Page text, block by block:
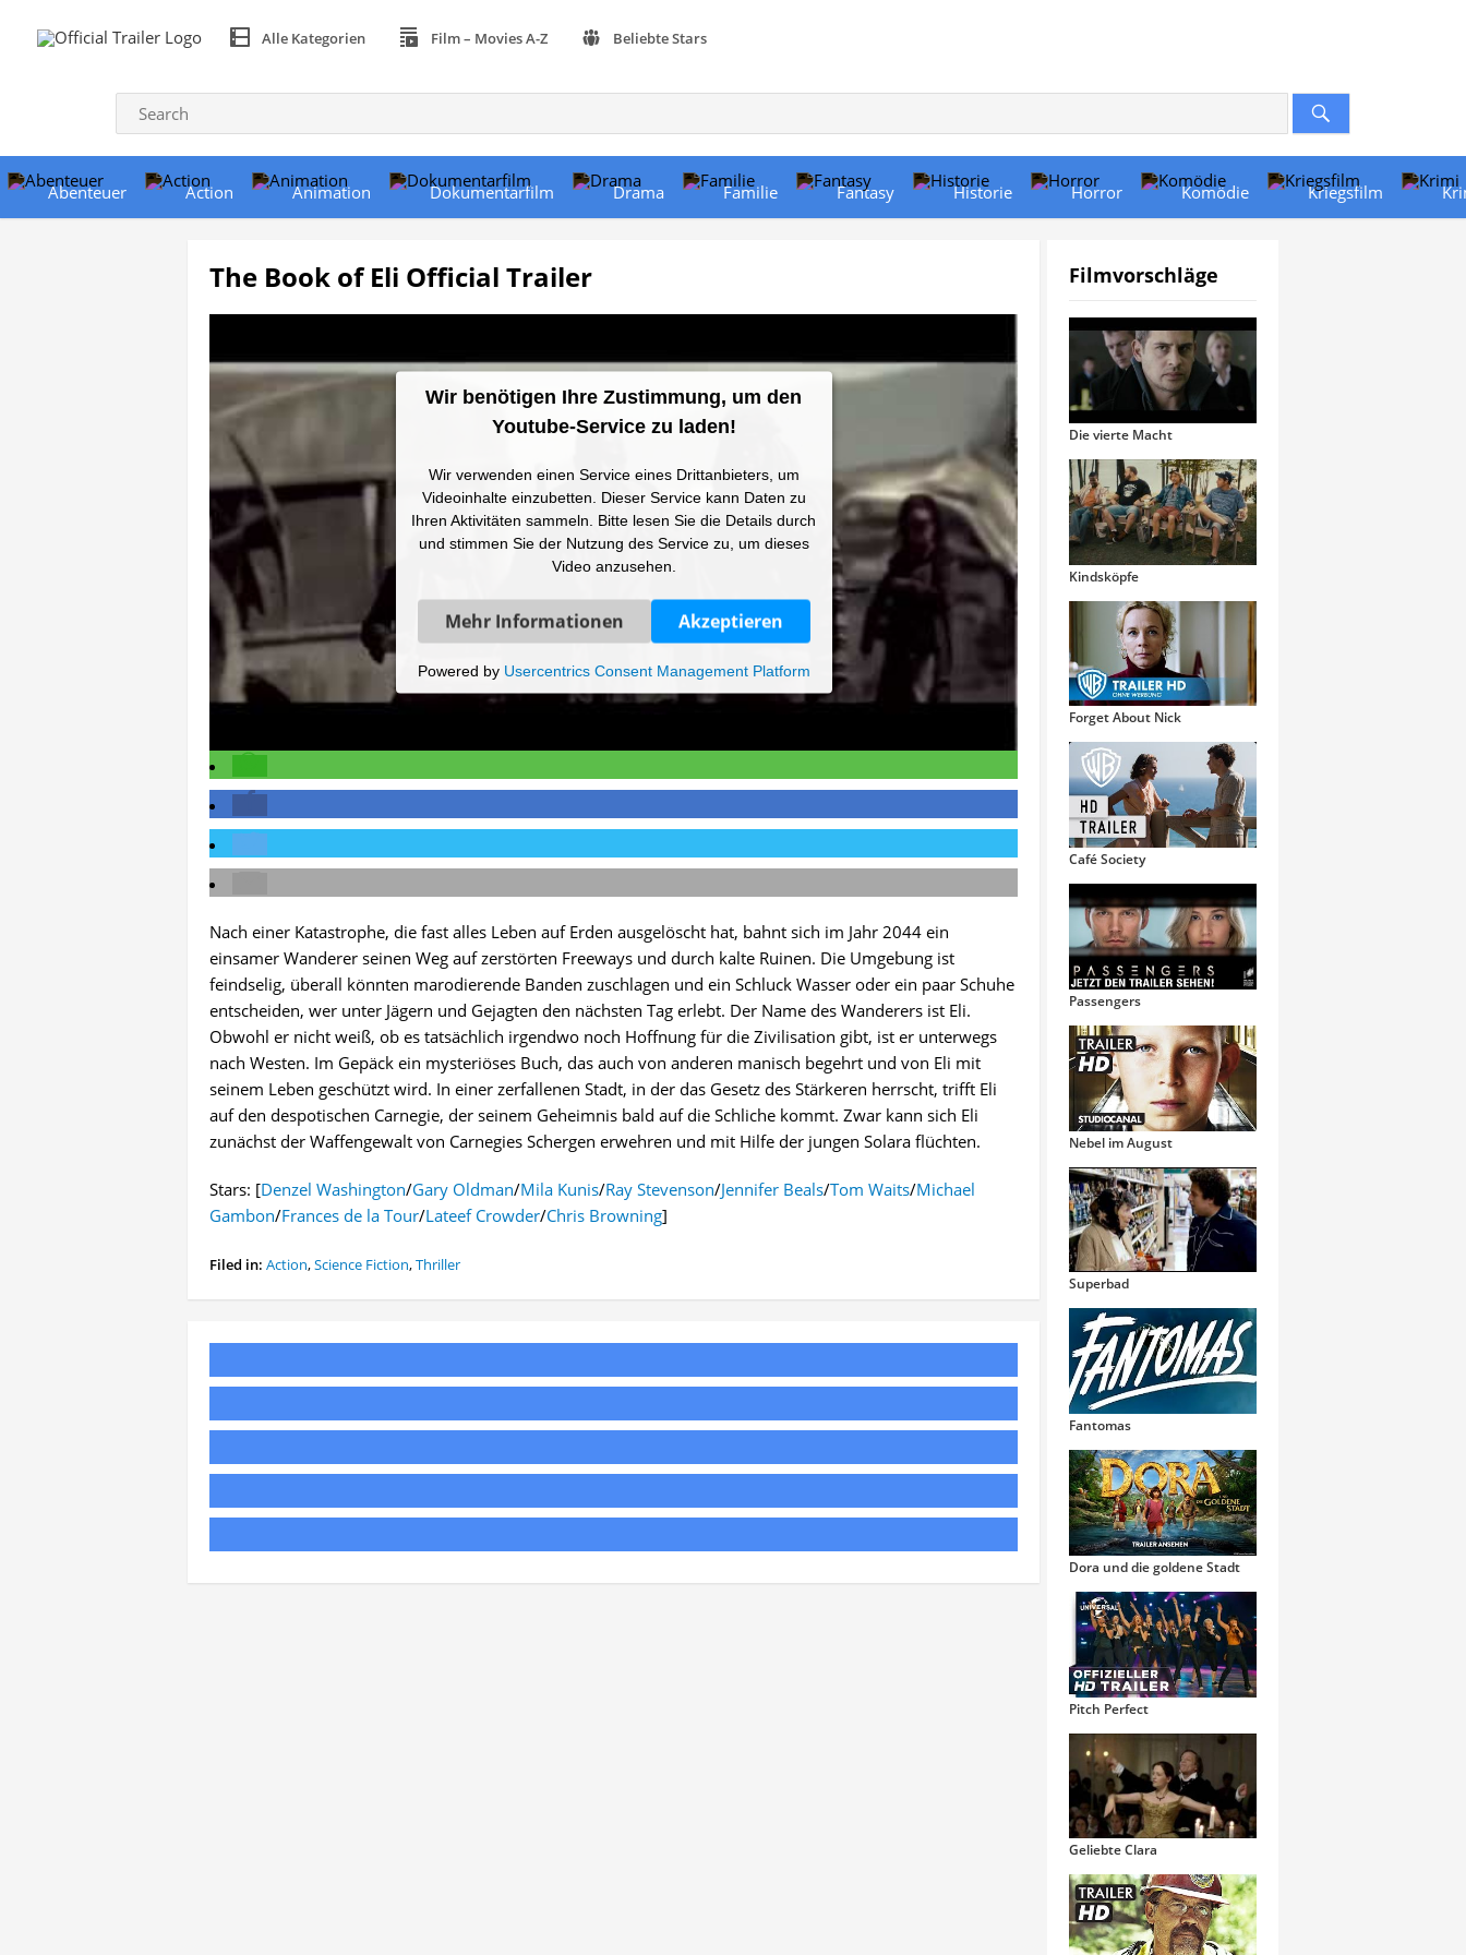
Alle Kategorien Film – Movies A-Z Beliebte Stars
Abenteuer Action Animation Dokumentarfilm Drama Familie Fantasy Historie Horror Komödie Kriegsfilm
The Book of Eli Official Trailer
Wir benötigen Ihre Zustimmung, um den
Youtube-Service zu laden!
Wir verwenden einen Service eines Drittanbieters, um
Videoinhalte einzubetten. Dieser Service kann Daten zu
Ihren Aktivitäten sammeln. Bitte lesen Sie die Details durch
und stimmen Sie der Nutzung des Service zu, um dieses
Video anzusehen.
Mehr Informationen Akzeptieren
Powered by Usercentrics Consent Management Platform
Nach einer Katastrophe, die fast alles Leben auf Erden ausgelöscht hat, bahnt sich im Jahr 2044 ein
einsamer Wanderer seinen Weg auf zerstörten Freeways und durch kalte Ruinen. Die Umgebung ist
feindselig, überall könnten marodierende Banden zuschlagen und ein Schluck Wasser oder ein paar Schuhe
entscheiden, wer unter Jägern und Gejagten den nächsten Tag erlebt. Der Name des Wanderers ist Eli.
Obwohl er nicht weiß, ob es tatsächlich irgendwo noch Hoffnung für die Zivilisation gibt, ist er unterwegs
nach Westen. Im Gepäck ein mysteriöses Buch, das auch von anderen manisch begehrt und von Eli mit
seinem Leben geschützt wird. In einer zerfallenen Stadt, in der das Gesetz des Stärkeren herrscht, trifft Eli
auf den despotischen Carnegie, der seinem Geheimnis bald auf die Schliche kommt. Zwar kann sich Eli
zunächst der Waffengewalt von Carnegies Schergen erwehren und mit Hilfe der jungen Solara flüchten.
Stars: [Denzel Washington/Gary Oldman/Mila Kunis/Ray Stevenson/Jennifer Beals/Tom Waits/Michael
Gambon/Frances de la Tour/Lateef Crowder/Chris Browning]
Filed in: Action,Science Fiction,Thriller
Filmvorschläge
Die vierte Macht
Kindsköpfe
Forget About Nick
Café Society
Passengers
Nebel im August
Superbad
Fantomas
Dora und die goldene Stadt
Pitch Perfect
Geliebte Clara